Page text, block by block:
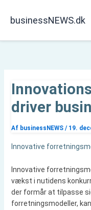
businessNEWS.dk
driver
Af businessNEWS / 19.
Innovative
Innovative
vækst i nutidens
der formår at tilpasse
forretningsmodeller,